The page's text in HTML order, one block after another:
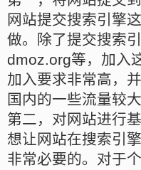
网站提交搜索引擎
做。除了提交搜索
dmoz.org等，加入
加入要求非常高，
国内的一些流量较
第二，对网站进行基
想让网站在搜索引
非常必要的。对于